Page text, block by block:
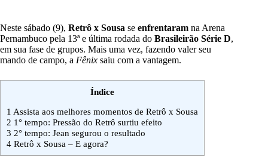
Neste sábado (9), Retrô x Sousa se enfrentaram na Arena
Pernambuco pela 13ª e última rodada do Brasileirão Série D,
em sua fase de grupos. Mais uma vez, fazendo valer seu
mando de campo, a Fênix saiu com a vantagem.
Índice
1 Assista aos melhores momentos de Retrô x Sousa
2 1° tempo: Pressão do Retrô surtiu efeito
3 2° tempo: Jean segurou o resultado
4 Retrô x Sousa – E agora?